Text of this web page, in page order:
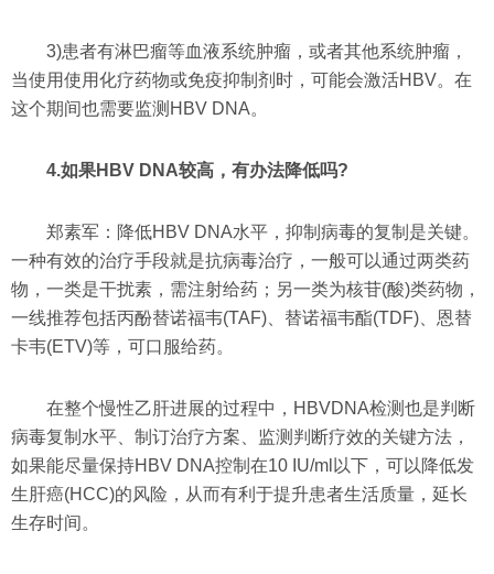
3)患者有淋巴瘤等血液系统肿瘤，或者其他系统肿瘤，
当使用使用化疗药物或免疫抑制剂时，可能会激活HBV。在
这个期间也需要监测HBV DNA。
4.如果HBV DNA较高，有办法降低吗?
郑素军：降低HBV DNA水平，抑制病毒的复制是关键。
一种有效的治疗手段就是抗病毒治疗，一般可以通过两类药
物，一类是干扰素，需注射给药；另一类为核苷(酸)类药物，
一线推荐包括丙酚替诺福韦(TAF)、替诺福韦酯(TDF)、恩替
卡韦(ETV)等，可口服给药。
在整个慢性乙肝进展的过程中，HBVDNA检测也是判断
病毒复制水平、制订治疗方案、监测判断疗效的关键方法，
如果能尽量保持HBV DNA控制在10 IU/ml以下，可以降低发
生肝癌(HCC)的风险，从而有利于提升患者生活质量，延长
生存时间。